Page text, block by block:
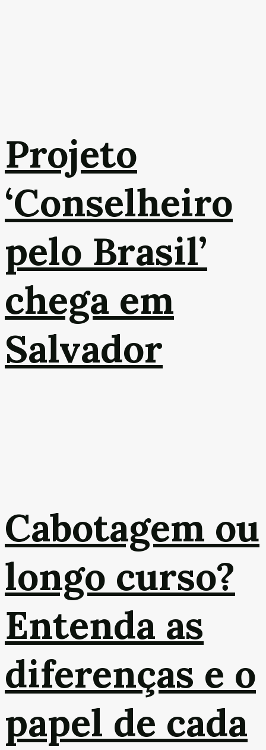
Projeto
‘Conselheiro
pelo Brasil’
chega em
Salvador
Cabotagem ou
longo curso?
Entenda as
diferenças e o
papel de cada